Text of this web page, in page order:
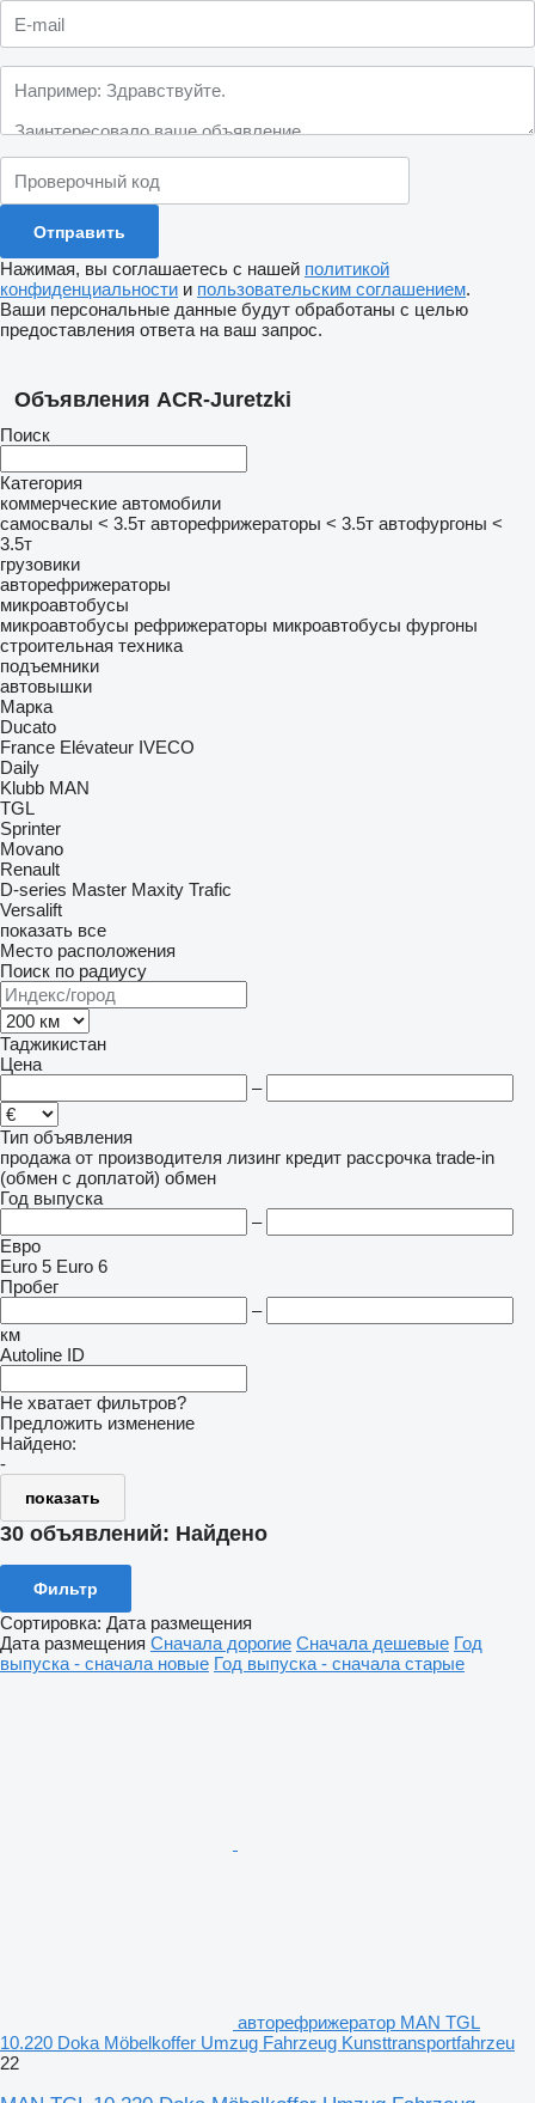
Нажимая, вы соглашаетесь с нашей политикой
конфиденциальности и пользовательским соглашением.
Ваши персональные данные будут обработаны с целью
предоставления ответа на ваш запрос.
Объявления ACR-Juretzki
Поиск
Категория
коммерческие автомобили
самосвалы < 3.5т авторефрижераторы < 3.5т автофургоны <
3.5т
грузовики
авторефрижераторы
микроавтобусы
микроавтобусы рефрижераторы микроавтобусы фургоны
строительная техника
подъемники
автовышки
Марка
Ducato
France Elévateur IVECO
Daily
Klubb MAN
TGL
Sprinter
Movano
Renault
D-series Master Maxity Trafic
Versalift
показать все
Место расположения
Поиск по радиусу
Таджикистан
Цена
–
Тип объявления
продажа от производителя лизинг кредит рассрочка trade-in
(обмен с доплатой) обмен
Год выпуска
–
Евро
Euro 5 Euro 6
Пробег
–
км
Autoline ID
Не хватает фильтров?
Предложить изменение
Найдено:
-
показать
30 объявлений: Найдено
Фильтр
Сортировка: Дата размещения
Дата размещения Сначала дорогие Сначала дешевые Год
выпуска - сначала новые Год выпуска - сначала старые
авторефрижератор MAN TGL
10.220 Doka Möbelkoffer Umzug Fahrzeug Kunsttransportfahrzeu
22